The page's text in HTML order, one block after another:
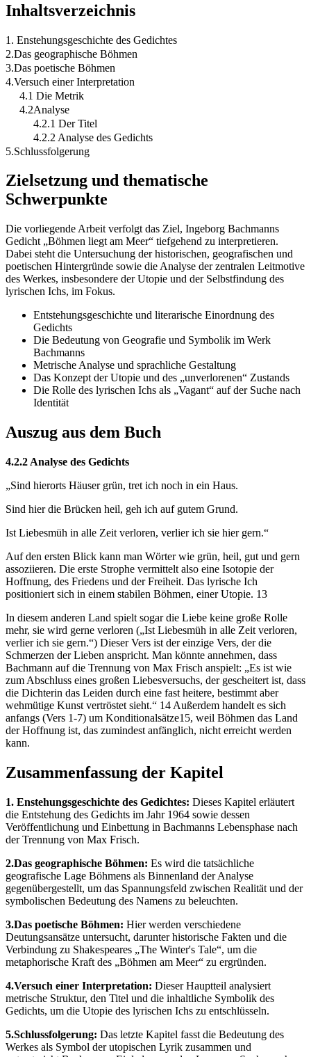
Inhaltsverzeichnis
1. Enstehungsgeschichte des Gedichtes
2.Das geographische Böhmen
3.Das poetische Böhmen
4.Versuch einer Interpretation
4.1 Die Metrik
4.2Analyse
4.2.1 Der Titel
4.2.2 Analyse des Gedichts
5.Schlussfolgerung
Zielsetzung und thematische
Schwerpunkte
Die vorliegende Arbeit verfolgt das Ziel, Ingeborg Bachmanns
Gedicht „Böhmen liegt am Meer“ tiefgehend zu interpretieren.
Dabei steht die Untersuchung der historischen, geografischen und
poetischen Hintergründe sowie die Analyse der zentralen Leitmotive
des Werkes, insbesondere der Utopie und der Selbstfindung des
lyrischen Ichs, im Fokus.
Entstehungsgeschichte und literarische Einordnung des
Gedichts
Die Bedeutung von Geografie und Symbolik im Werk
Bachmanns
Metrische Analyse und sprachliche Gestaltung
Das Konzept der Utopie und des „unverlorenen“ Zustands
Die Rolle des lyrischen Ichs als „Vagant“ auf der Suche nach
Identität
Auszug aus dem Buch
4.2.2 Analyse des Gedichts
„Sind hierorts Häuser grün, tret ich noch in ein Haus.
Sind hier die Brücken heil, geh ich auf gutem Grund.
Ist Liebesmüh in alle Zeit verloren, verlier ich sie hier gern.“
Auf den ersten Blick kann man Wörter wie grün, heil, gut und gern
assoziieren. Die erste Strophe vermittelt also eine Isotopie der
Hoffnung, des Friedens und der Freiheit. Das lyrische Ich
positioniert sich in einem stabilen Böhmen, einer Utopie. 13
In diesem anderen Land spielt sogar die Liebe keine große Rolle
mehr, sie wird gerne verloren („Ist Liebesmüh in alle Zeit verloren,
verlier ich sie gern.“) Dieser Vers ist der einzige Vers, der die
Schmerzen der Lieben anspricht. Man könnte annehmen, dass
Bachmann auf die Trennung von Max Frisch anspielt: „Es ist wie
zum Abschluss eines großen Liebesversuchs, der gescheitert ist, dass
die Dichterin das Leiden durch eine fast heitere, bestimmt aber
wehmütige Kunst vertröstet sieht.“ 14 Außerdem handelt es sich
anfangs (Vers 1-7) um Konditionalsätze15, weil Böhmen das Land
der Hoffnung ist, das zumindest anfänglich, nicht erreicht werden
kann.
Zusammenfassung der Kapitel
1. Enstehungsgeschichte des Gedichtes: Dieses Kapitel erläutert
die Entstehung des Gedichts im Jahr 1964 sowie dessen
Veröffentlichung und Einbettung in Bachmanns Lebensphase nach
der Trennung von Max Frisch.
2.Das geographische Böhmen: Es wird die tatsächliche
geografische Lage Böhmens als Binnenland der Analyse
gegenübergestellt, um das Spannungsfeld zwischen Realität und der
symbolischen Bedeutung des Namens zu beleuchten.
3.Das poetische Böhmen: Hier werden verschiedene
Deutungsansätze untersucht, darunter historische Fakten und die
Verbindung zu Shakespeares „The Winter's Tale“, um die
metaphorische Kraft des „Böhmen am Meer“ zu ergründen.
4.Versuch einer Interpretation: Dieser Hauptteil analysiert
metrische Struktur, den Titel und die inhaltliche Symbolik des
Gedichts, um die Utopie des lyrischen Ichs zu entschlüsseln.
5.Schlussfolgerung: Das letzte Kapitel fasst die Bedeutung des
Werkes als Symbol der utopischen Lyrik zusammen und